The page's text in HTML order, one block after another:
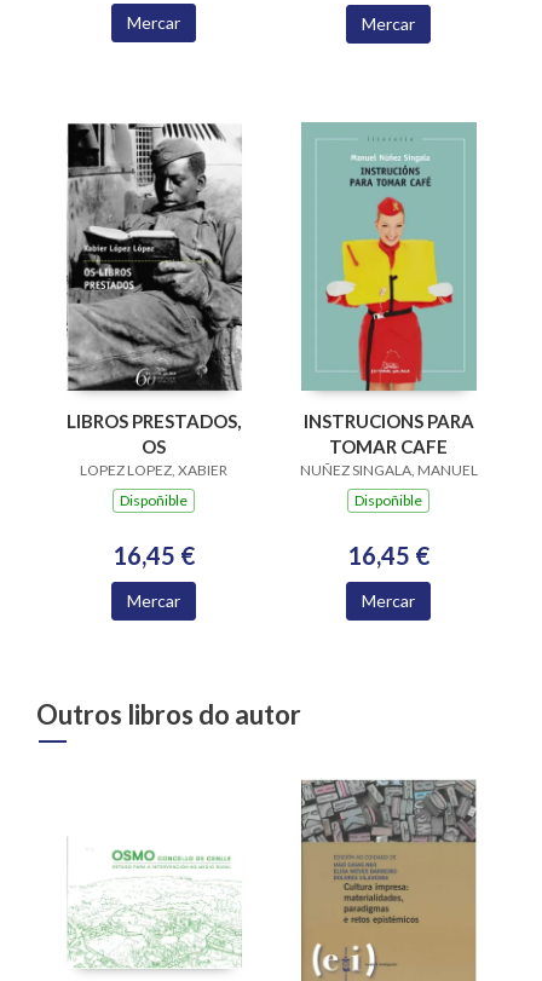
Mercar Mercar
LIBROS PRESTADOS,
OS
LOPEZ LOPEZ, XABIER
Dispoñible
16,45 €
Mercar
INSTRUCIONS PARA
TOMAR CAFE
NUÑEZ SINGALA, MANUEL
Dispoñible
16,45 €
Mercar
Outros libros do autor